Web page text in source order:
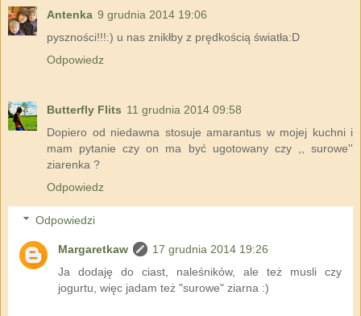
Antenka 9 grudnia 2014 19:06
pyszności!!!:) u nas znikłby z prędkością światła:D
Odpowiedz
Butterfly Flits 11 grudnia 2014 09:58
Dopiero od niedawna stosuje amarantus w mojej kuchni i
mam pytanie czy on ma być ugotowany czy ,, surowe''
ziarenka ?
Odpowiedz
Odpowiedzi
Margaretkaw
17 grudnia 2014 19:26
Ja dodaję do ciast, naleśników, ale też musli czy
jogurtu, więc jadam też "surowe" ziarna :)